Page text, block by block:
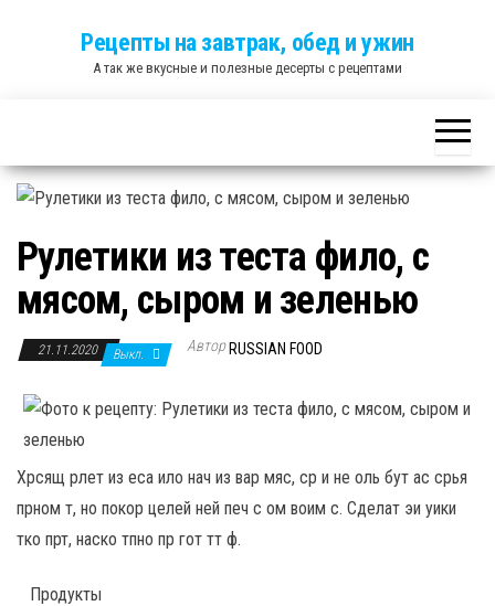
Рецепты на завтрак, обед и ужин
А так же вкусные и полезные десерты с рецептами
Рулетики из теста фило, с
мясом, сыром и зеленью
21.11.2020 Выкл. Автор RUSSIAN FOOD
Хрсящ рлет из еса ило нач из вар мяс, ср и не оль бут ас срья
прном т, но покор целей ней печ с ом воим с. Сделат эи уики
тко прт, наско тпно пр гот тт ф.
Продукты